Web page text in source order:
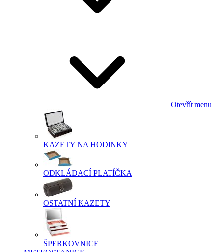
Otevřít menu
KAZETY NA HODINKY
ODKLÁDACÍ PLATÍČKA
OSTATNÍ KAZETY
ŠPERKOVNICE